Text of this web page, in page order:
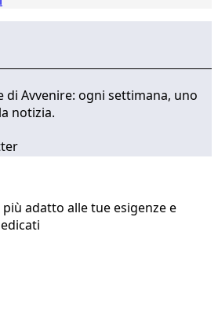
Avvenire: ogni settimana, uno
notizia.
più adatto alle tue esigenze e